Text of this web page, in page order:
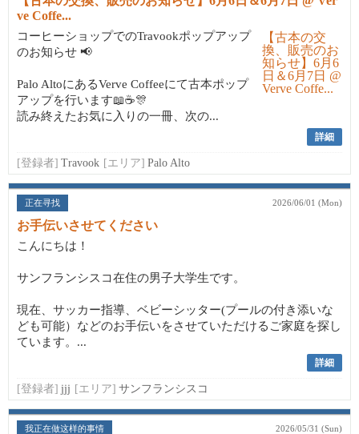
ve Coffe...
コーヒーショップでのTravookポップアップ
のお知らせ 📢
Palo AltoにあるVerve Coffeeにて古本ポップ
アップを行います📖☕🎊
読み終えたお気に入りの一冊、次の...
詳細
[登録者] Travook [エリア] Palo Alto
正在寻找 2026/06/01 (Mon)
お手伝いさせてください
こんにちは！
サンフランシスコ在住の男子大学生です。
現在、サッカー指導、ベビーシッター(プールの付き添いな
ども可能）などのお手伝いをさせていただけるご家庭を探し
ています。...
詳細
[登録者] jjj [エリア] サンフランシスコ
我正在做这样的事情 2026/05/31 (Sun)